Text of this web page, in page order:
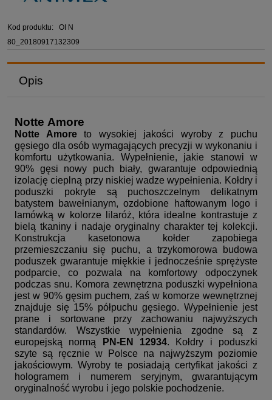
Kod produktu:
OI N
80_20180917132309
Opis
Notte Amore
Notte Amoreto wysokiej jakości wyroby z puchu
gęsiego dla osób wymagających precyzji w wykonaniu i
komfortu użytkowania. Wypełnienie, jakie stanowi w
90% gęsi nowy puch biały, gwarantuje odpowiednią
izolację cieplną przy niskiej wadze wypełnienia. Kołdry i
poduszki pokryte są puchoszczelnym delikatnym
batystem bawełnianym, ozdobione haftowanym logo i
lamówką w kolorze lilaróż, która idealne kontrastuje z
bielą tkaniny i nadaje oryginalny charakter tej kolekcji.
Konstrukcja kasetonowa kołder zapobiega
przemieszczaniu się puchu, a trzykomorowa budowa
poduszek gwarantuje miękkie i jednocześnie sprężyste
podparcie, co pozwala na komfortowy odpoczynek
podczas snu. Komora zewnętrzna poduszki wypełniona
jest w 90% gęsim puchem, zaś w komorze wewnętrznej
znajduje się 15% półpuchu gęsiego. Wypełnienie jest
prane i sortowane przy zachowaniu najwyższych
standardów. Wszystkie wypełnienia zgodne są z
europejską normą
PN-EN 12934. Kołdry i poduszki
szyte są ręcznie w Polsce na najwyższym poziomie
jakościowym. Wyroby te posiadają certyfikat jakości z
hologramem i numerem seryjnym, gwarantującym
oryginalność wyrobu i jego polskie pochodzenie.